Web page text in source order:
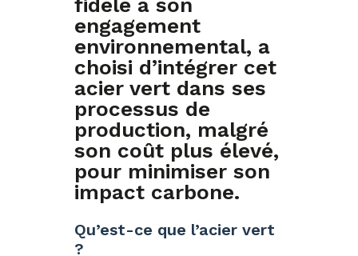
engagement
environnemental, a
choisi d’intégrer cet
acier vert dans ses
processus de
production, malgré
son coût plus élevé,
pour minimiser son
impact carbone.
Qu’est-ce que l’acier vert
?